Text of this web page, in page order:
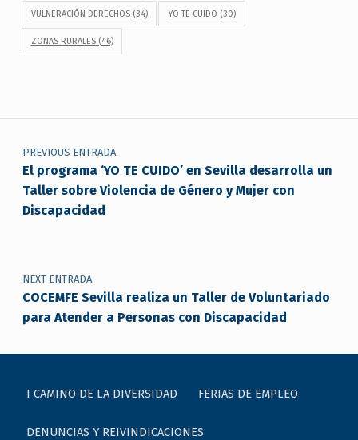
VULNERACIÓN DERECHOS(34) YO TE CUIDO (30)
ZONAS RURALES(46)
Navegación de entradas
PREVIOUS ENTRADA
El programa ‘YO TE CUIDO’ en Sevilla desarrolla un
Taller sobre Violencia de Género y Mujer con
Discapacidad
NEXT ENTRADA
COCEMFE Sevilla realiza un Taller de Voluntariado
para Atender a Personas con Discapacidad
I CAMINO DE LA DIVERSIDAD FERIAS DE EMPLEO
DENUNCIAS Y REIVINDICACIONES